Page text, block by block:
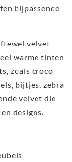
bijpassende
velvet
warme tinten
zoals croco,
bijtjes, zebra
velvet die
designs.